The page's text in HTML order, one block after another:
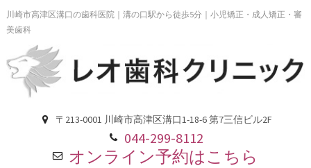
川崎市高津区溝口の歯科医院｜溝の口駅から徒歩5分｜小児矯正・成人矯正・審
美歯科
〒213-0001 川崎市高津区溝口1-18-6 第7三信ビル2F
044-299-8112
オンライン予約はこちら